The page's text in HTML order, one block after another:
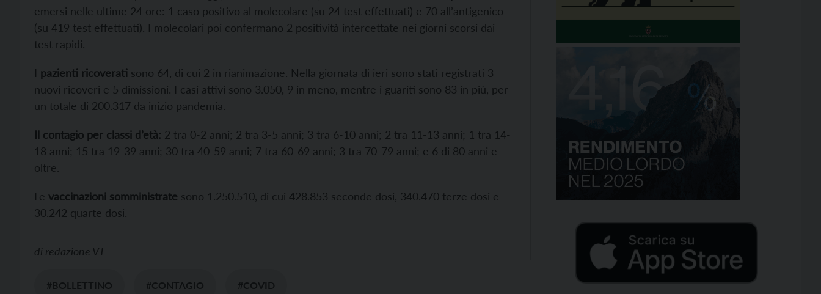
emersi nelle ultime 24 ore: 1 caso positivo al molecolare (su 24 test effettuati) e 70 all’antigenico
(su 419 test effettuati). I molecolari poi confermano 2 positività intercettate nei giorni scorsi dai
test rapidi.
I pazienti ricoverati sono 64, di cui 2 in rianimazione. Nella giornata di ieri sono stati registrati 3
nuovi ricoveri e 5 dimissioni. I casi attivi sono 3.050, 9 in meno, mentre i guariti sono 83 in più, per
un totale di 200.317 da inizio pandemia.
Il contagio per classi d’età: 2 tra 0-2 anni; 2 tra 3-5 anni; 3 tra 6-10 anni; 2 tra 11-13 anni; 1 tra 14-
18 anni; 15 tra 19-39 anni; 30 tra 40-59 anni; 7 tra 60-69 anni; 3 tra 70-79 anni; e 6 di 80 anni e
oltre.
Le vaccinazioni somministrate sono 1.250.510, di cui 428.853 seconde dosi, 340.470 terze dosi e
30.242 quarte dosi.
di redazione VT
#BOLLETTINO #CONTAGIO #COVID